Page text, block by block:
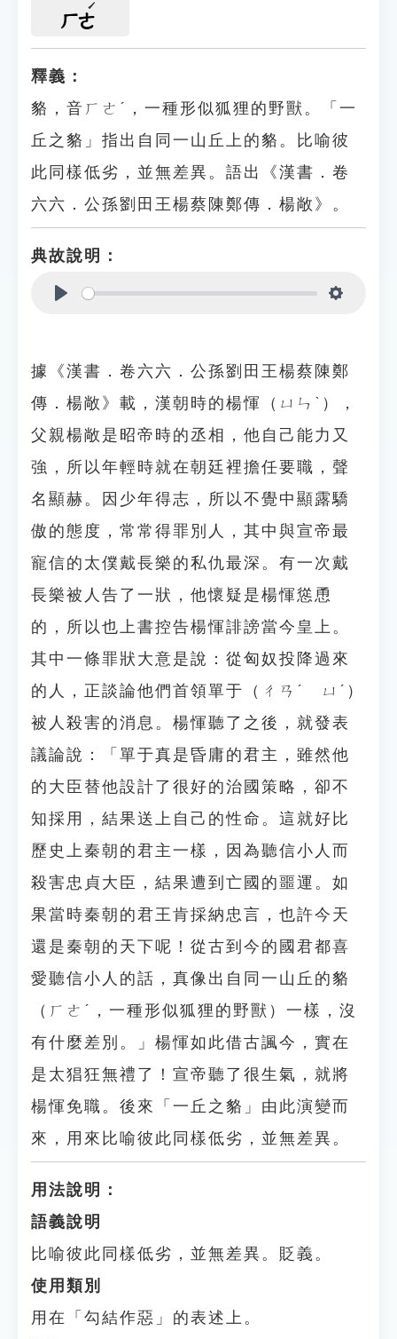
ㄏㄜ
釋義：
貉，音ㄏㄜˊ，一種形似狐狸的野獸。「一
丘之貉」指出自同一山丘上的貉。比喻彼
此同樣低劣，並無差異。語出《漢書．卷
六六．公孫劉田王楊蔡陳鄭傳．楊敞》。
典故說明：
據《漢書．卷六六．公孫劉田王楊蔡陳鄭
傳．楊敞》載，漢朝時的楊惲（ㄩㄣˋ），
父親楊敞是昭帝時的丞相，他自己能力又
強，所以年輕時就在朝廷裡擔任要職，聲
名顯赫。因少年得志，所以不覺中顯露驕
傲的態度，常常得罪別人，其中與宣帝最
寵信的太僕戴長樂的私仇最深。有一次戴
長樂被人告了一狀，他懷疑是楊惲慫恿
的，所以也上書控告楊惲誹謗當今皇上。
其中一條罪狀大意是說：從匈奴投降過來
的人，正談論他們首領單于（ㄔㄢˊ ㄩˊ）
被人殺害的消息。楊惲聽了之後，就發表
議論說：「單于真是昏庸的君主，雖然他
的大臣替他設計了很好的治國策略，卻不
知採用，結果送上自己的性命。這就好比
歷史上秦朝的君主一樣，因為聽信小人而
殺害忠貞大臣，結果遭到亡國的噩運。如
果當時秦朝的君王肯採納忠言，也許今天
還是秦朝的天下呢！從古到今的國君都喜
愛聽信小人的話，真像出自同一山丘的貉
（ㄏㄜˊ，一種形似狐狸的野獸）一樣，沒
有什麼差別。」楊惲如此借古諷今，實在
是太猖狂無禮了！宣帝聽了很生氣，就將
楊惲免職。後來「一丘之貉」由此演變而
來，用來比喻彼此同樣低劣，並無差異。
用法說明：
語義說明
比喻彼此同樣低劣，並無差異。貶義。
使用類別
用在「勾結作惡」的表述上。